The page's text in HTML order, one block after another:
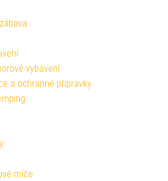
vybavení
a ochranné přípravky
míče